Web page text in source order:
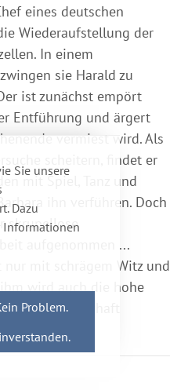
Sie unsere
Dazu
Informationen
Problem.
eines deutschen
Wiederaufstellung der
In einem
sie Harald zu
ist zunächst empört
Entführung und ärgert
vermiest wird. Als
scheitern, findet er
mit Spiel, Tanz und
ihn verführen. Doch
skrupellose
aufgenommen ...
nur mit schrägem Witz und
wird auch die hohe
meisterhaft